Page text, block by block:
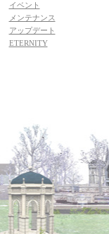
イベント
メンテナンス
アップデート
ETERNITY